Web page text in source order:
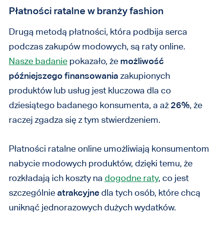
Płatności ratalne w branży fashion
Drugą metodą płatności, która podbija serca
podczas zakupów modowych, są raty online.
Nasze badaniepokazało, że możliwość
późniejszego finansowania zakupionych
produktów lub usług jest kluczowa dla co
dziesiątego badanego konsumenta, a aż 26%, że
raczej zgadza się z tym stwierdzeniem.
Płatności ratalne online umożliwiają konsumentom
nabycie modowych produktów, dzięki temu, że
rozkładają ich koszty na dogodne raty, co jest
szczególnieatrakcyjnedla tych osób, które chcą
uniknąć jednorazowych dużych wydatków.